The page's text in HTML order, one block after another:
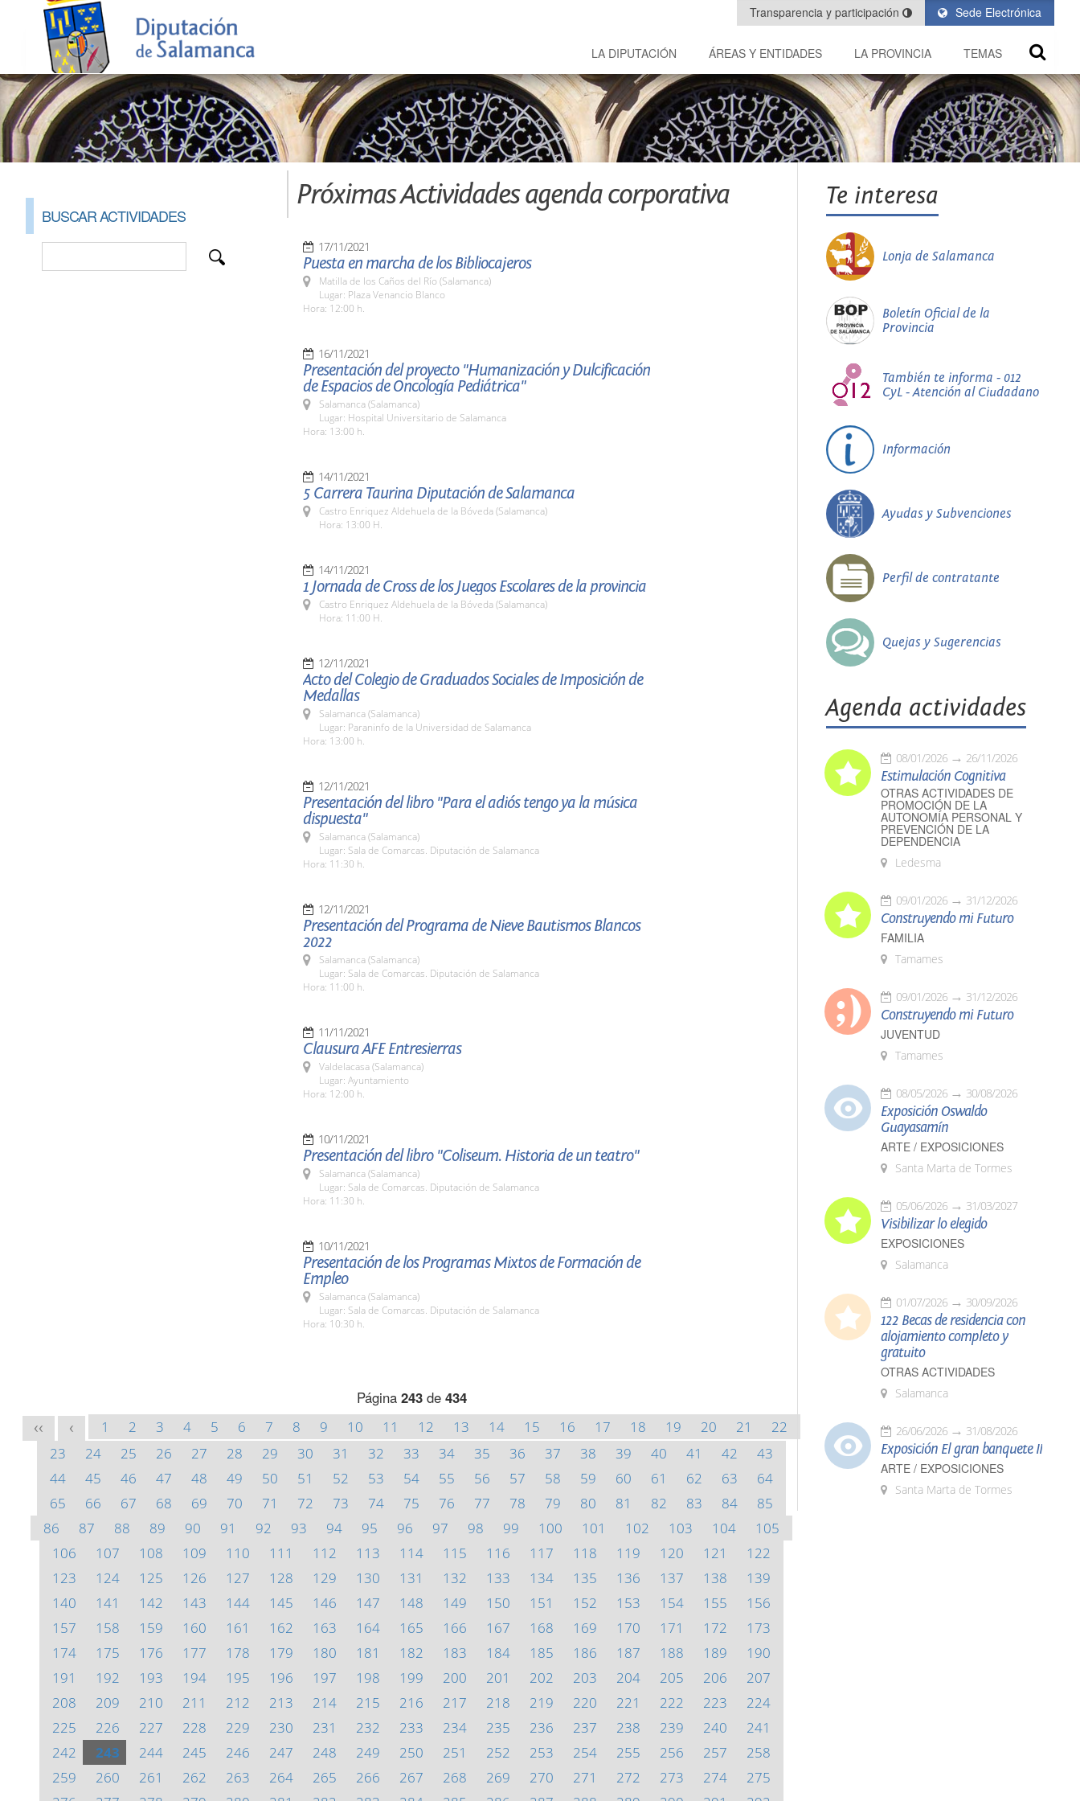
Sede Electrónica
Transparencia y participación
LA DIPUTACIÓN ÁREAS Y ENTIDADES LA PROVINCIA TEMAS
BUSCAR ACTIVIDADES
Próximas Actividades agenda corporativa
17/11/2021
Puesta en marcha de los Bibliocajeros
Matilla de los Caños del Río (Salamanca)
Lugar: Plaza Venancio Blanco
Hora: 12:00 h.
16/11/2021
Presentación del proyecto "Humanización y Dulcificación
de Espacios de Oncología Pediátrica"
Salamanca (Salamanca)
Lugar: Hospital Universitario de Salamanca
Hora: 13:00 h.
14/11/2021
5 Carrera Taurina Diputación de Salamanca
Castro Enriquez Aldehuela de la Bóveda (Salamanca)
Hora: 13:00 H.
14/11/2021
1 Jornada de Cross de los Juegos Escolares de la provincia
Castro Enriquez Aldehuela de la Bóveda (Salamanca)
Hora: 11:00 H.
12/11/2021
Acto del Colegio de Graduados Sociales de Imposición de
Medallas
Salamanca (Salamanca)
Lugar: Paraninfo de la Universidad de Salamanca
Hora: 13:00 h.
12/11/2021
Presentación del libro "Para el adiós tengo ya la música
dispuesta"
Salamanca (Salamanca)
Lugar: Sala de Comarcas. Diputación de Salamanca
Hora: 11:30 h.
12/11/2021
Presentación del Programa de Nieve Bautismos Blancos
2022
Salamanca (Salamanca)
Lugar: Sala de Comarcas. Diputación de Salamanca
Hora: 11:00 h.
11/11/2021
Clausura AFE Entresierras
Valdelacasa (Salamanca)
Lugar: Ayuntamiento
Hora: 12:00 h.
10/11/2021
Presentación del libro "Coliseum. Historia de un teatro"
Salamanca (Salamanca)
Lugar: Sala de Comarcas. Diputación de Salamanca
Hora: 11:30 h.
10/11/2021
Presentación de los Programas Mixtos de Formación de
Empleo
Salamanca (Salamanca)
Lugar: Sala de Comarcas. Diputación de Salamanca
Hora: 10:30 h.
Página 243de 434
<< < 1 2 3 4 5 6 7 8 9 10 11 12 13 14 15 16 17 18 19 20 21
22
23
24 25 26 27 28 29 30 31 32 33 34 35 36 37 38 39 40 41 42
43
44
45 46 47 48 49 50 51 52 53 54 55 56 57 58 59 60 61 62 63
64
65
66 67 68 69 70 71 72 73 74 75 76 77 78 79 80 81 82 83 84
85
86
87 88 89 90 91 92 93 94 95 96 97 98 99 100 101 102 103 104
105
106
107 108 109 110 111 112 113 114 115 116 117 118 119 120 121
122
123
124 125 126 127 128 129 130 131 132 133 134 135 136 137 138
139
140
141 142 143 144 145 146 147 148 149 150 151 152 153 154 155
156
157
158 159 160 161 162 163 164 165 166 167 168 169 170 171 172
173
174
175 176 177 178 179 180 181 182 183 184 185 186 187 188 189
190
191
192 193 194 195 196 197 198 199 200 201 202 203 204 205 206
207
208
209 210 211 212 213 214 215 216 217 218 219 220 221 222 223
224
225
226 227 228 229 230 231 232 233 234 235 236 237 238 239 240
241
242
243 244 245 246 247 248 249 250 251 252 253 254 255 256 257
258
259
260 261 262 263 264 265 266 267 268 269 270 271 272 273 274
275
Te interesa
Lonja de Salamanca
Boletín Oficial de la
Provincia
También te informa - 012
CyL - Atención al Ciudadano
Información
Ayudas y Subvenciones
Perfil de contratante
Quejas y Sugerencias
Agenda actividades
08/01/2026 26/11/2026
Estimulación Cognitiva
OTRAS ACTIVIDADES DE
PROMOCIÓN DE LA
AUTONOMÍA PERSONAL Y
PREVENCIÓN DE LA
DEPENDENCIA
Ledesma
09/01/2026 31/12/2026
Construyendo mi Futuro
FAMILIA
Tamames
09/01/2026 31/12/2026
Construyendo mi Futuro
JUVENTUD
Tamames
08/05/2026 30/08/2026
Exposición Oswaldo
Guayasamín
ARTE / EXPOSICIONES
Santa Marta de Tormes
05/06/2026 31/03/2027
Visibilizar lo elegido
EXPOSICIONES
Salamanca
01/07/2026 30/09/2026
122 Becas de residencia con
alojamiento completo y
gratuito
OTRAS ACTIVIDADES
Salamanca
26/06/2026 31/08/2026
Exposición El gran banquete II
ARTE / EXPOSICIONES
Santa Marta de Tormes